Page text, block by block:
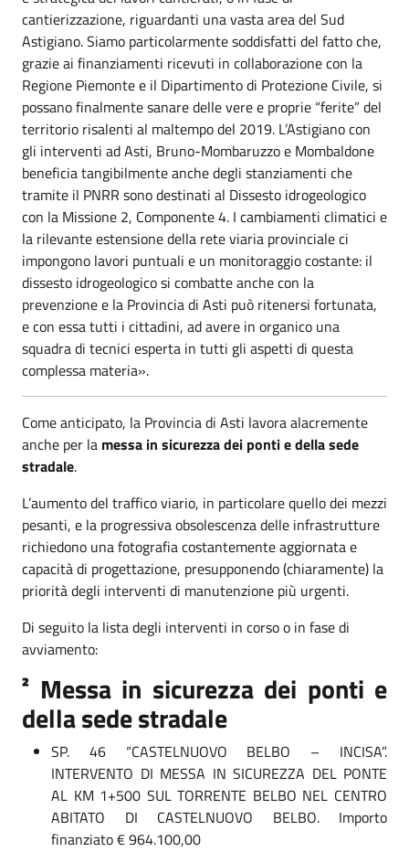
cantierizzazione, riguardanti una vasta area del Sud
Astigiano. Siamo particolarmente soddisfatti del fatto che,
grazie ai finanziamenti ricevuti in collaborazione con la
Regione Piemonte e il Dipartimento di Protezione Civile, si
possano finalmente sanare delle vere e proprie “ferite” del
territorio risalenti al maltempo del 2019. L’Astigiano con
gli interventi ad Asti, Bruno-Mombaruzzo e Mombaldone
beneficia tangibilmente anche degli stanziamenti che
tramite il PNRR sono destinati al Dissesto idrogeologico
con la Missione 2, Componente 4. I cambiamenti climatici e
la rilevante estensione della rete viaria provinciale ci
impongono lavori puntuali e un monitoraggio costante: il
dissesto idrogeologico si combatte anche con la
prevenzione e la Provincia di Asti può ritenersi fortunata,
e con essa tutti i cittadini, ad avere in organico una
squadra di tecnici esperta in tutti gli aspetti di questa
complessa materia».
Come anticipato, la Provincia di Asti lavora alacremente
anche per la messa in sicurezza dei ponti e della sede
stradale.
L’aumento del traffico viario, in particolare quello dei mezzi
pesanti, e la progressiva obsolescenza delle infrastrutture
richiedono una fotografia costantemente aggiornata e
capacità di progettazione, presupponendo (chiaramente) la
priorità degli interventi di manutenzione più urgenti.
Di seguito la lista degli interventi in corso o in fase di
avviamento:
² Messa in sicurezza dei ponti e
della sede stradale
SP. 46 “CASTELNUOVO BELBO – INCISA”.
INTERVENTO DI MESSA IN SICUREZZA DEL PONTE
AL KM 1+500 SUL TORRENTE BELBO NEL CENTRO
ABITATO DI CASTELNUOVO BELBO. Importo
finanziato € 964.100,00